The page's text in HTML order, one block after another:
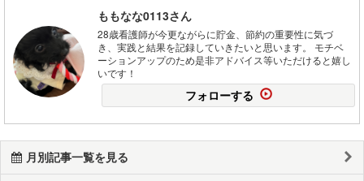
ももなな0113さん
28歳看護師が今更ながらに貯金、節約の重要性に気づ
き、実践と結果を記録していきたいと思います。 モチベ
ーションアップのため是非アドバイス等いただけると嬉し
いです！
フォローする
月別記事一覧を見る